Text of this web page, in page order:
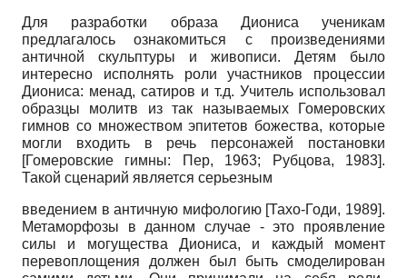
Для разработки образа Диониса ученикам
предлагалось ознакомиться с произведениями
античной скульптуры и живописи. Детям было
интересно исполнять роли участников процессии
Диониса: менад, сатиров и т.д. Учитель использовал
образцы молитв из так называемых Гомеровских
гимнов со множеством эпитетов божества, которые
могли входить в речь персонажей постановки
[Гомеровские гимны: Пер, 1963; Рубцова, 1983].
Такой сценарий является серьезным
введением в античную мифологию [Тахо-Годи, 1989].
Метаморфозы в данном случае - это проявление
силы и могущества Диониса, и каждый момент
перевоплощения должен был быть смоделирован